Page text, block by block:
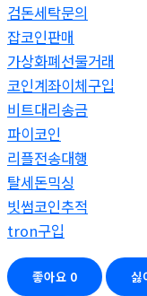
검돈세탁문의
잡코인판매
가상화폐선물거래
코인계좌이체구입
비트대리송금
파이코인
리플전송대행
탈세돈믹싱
빗썸코인추적
tron구입
좋아요 0 싫